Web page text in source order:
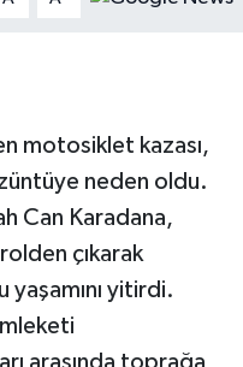
motosiklet kazası,
neden oldu.
Can Karadana,
çıkarak
yaşamını yitirdi.